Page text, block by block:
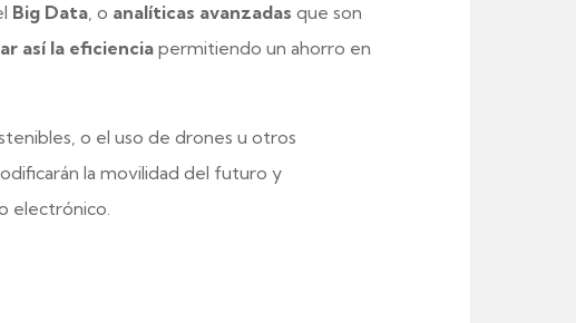
Big Data, o analíticas avanzadas que son
así la eficienciapermitiendo un ahorro en
o el uso de drones u otros
la movilidad del futuro y
electrónico.